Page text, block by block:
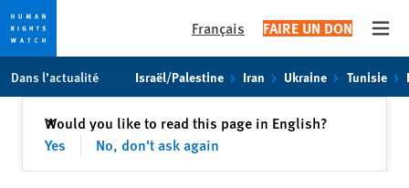
toto
content
Français FAIRE UN DON
Dans l’actualité Israël/Palestine Iran Ukraine Tunisie
Would you like to read this page in English?
Yes
No, don't ask again
✕Fermer